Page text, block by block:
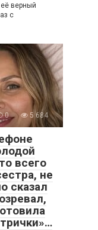
верный
с
0 5 684
всего
не
сказал